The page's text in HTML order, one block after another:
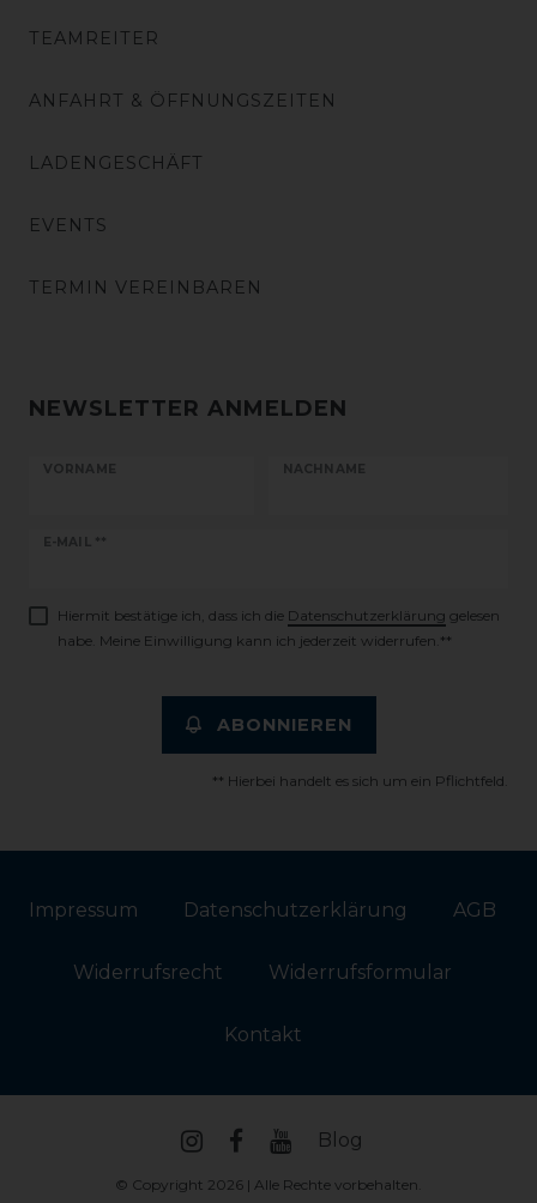
TEAMREITER
ANFAHRT & ÖFFNUNGSZEITEN
LADENGESCHÄFT
EVENTS
TERMIN VEREINBAREN
NEWSLETTER ANMELDEN
VORNAME NACHNAME
E-MAIL **
Newsletter
Hiermit bestätige ich, dass ich die Daten­schutz­erklärung gelesen
habe. Meine Einwilligung kann ich jederzeit widerrufen.**
ABONNIEREN
** Hierbei handelt es sich um ein Pflichtfeld.
Impressum Daten­schutz­erklärung AGB
Widerrufs­recht Widerrufs­formular
Kontakt
Blog
© Copyright 2026 | Alle Rechte vorbehalten.